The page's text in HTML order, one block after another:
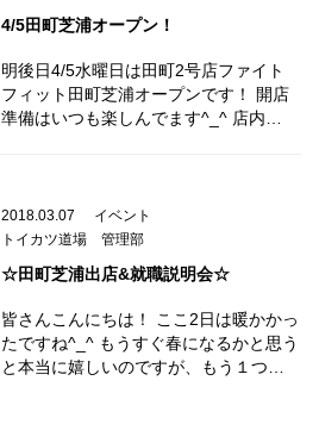
4/5田町芝浦オープン！
明後日4/5水曜日は田町2号店ファイト
フィット田町芝浦オープンです！ 開店
準備はいつも楽しんでます^_^ 店内…
2018.03.07
イベント
トイカツ道場 管理部
☆田町芝浦出店&就職説明会☆
皆さんこんにちは！ ここ2日は暖かかっ
たですね^_^ もうすぐ春になるかと思う
と本当に嬉しいのですが、もう１つ…